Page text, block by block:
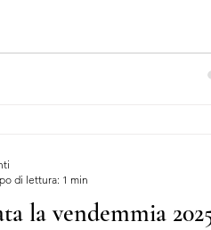
la vendemmia
di lettura: 1 min